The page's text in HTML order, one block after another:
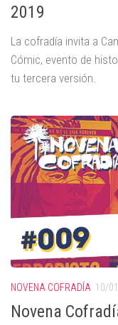
2019
La cofradía invita a
Cómic, evento de
tu tercera versión.
NOVENA COFRADÍA 10/
Novena